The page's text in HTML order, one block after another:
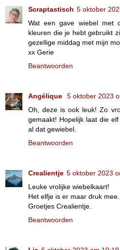
Scraptastisch 5 oktober
Wat een gave wiebel met
kleuren die je hebt gebruikt
gezellige middag met mijn
xx Gerie
Beantwoorden
Angélique
5 oktober 2023
Oh, deze is ook leuk! Zo
gemaakt! Hopelijk laat die
al dat gewiebel.
Beantwoorden
Crealientje 5 oktober 2023
Leuke vrolijke wiebelkaart!
Het elfje is er maar druk mee.
Groetjes Crealientje.
Beantwoorden